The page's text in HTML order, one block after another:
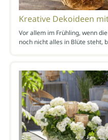
Kreative Dekoideen
Vor allem im Frühling, wenn
noch nicht alles in Blüte steht,